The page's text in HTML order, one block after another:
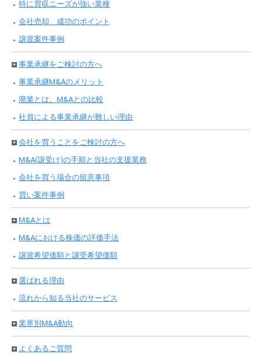
特に買収ニーズが強い業種
会社売却、成功のポイント
譲渡案件事例
事業承継をご検討の方へ
事業承継M&Aのメリット
廃業とは。M&Aとの比較
社員による事業承継が難しい理由
会社を買うことをご検討の方へ
M&A(譲受け)の手順と当社の支援業務
会社を買う場合の留意事項
買い案件事例
M&Aとは
M&Aにおける株価の評価手法
譲渡希望価額と譲受希望価額
選ばれる理由
流れから知る当社のサービス
業界別M&A動向
よくあるご質問